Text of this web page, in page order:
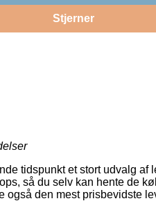
Stjerner
tidspunkt et stort udvalg af
så du selv kan hente de
den mest prisbevidste